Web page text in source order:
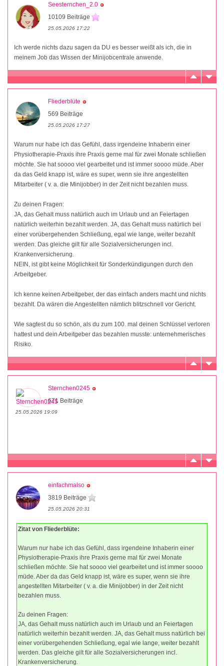
Seesternchen_2.0
10109 Beiträge
25.05.2026 17:22
Ich werde nichts dazu sagen da DU es besser weißt als ich, die in
meinem Job das Wissen der Minijobcentrale anwende.
Fliederblüte
569 Beiträge
25.05.2026 17:27
Warum nur habe ich das Gefühl, dass irgendeine Inhaberin einer
Physiotherapie-Praxis ihre Praxis gerne mal für zwei Monate schließen
möchte. Sie hat soooo viel gearbeitet und ist immer soooo müde. Aber
da das Geld knapp ist, wäre es super, wenn sie ihre angestellten
Mitarbeiter ( v. a. die Minijobber) in der Zeit nicht bezahlen muss.
Zu deinen Fragen:
JA, das Gehalt muss natürlich auch im Urlaub und an Feiertagen
natürlich weiterhin bezahlt werden. JA, das Gehalt muss natürlich bei
einer vorübergehenden Schließung, egal wie lange, weiter bezahlt
werden. Das gleiche gilt für alle Sozialversicherungen incl.
Krankenversicherung.
NEIN, ist gibt keine Möglichkeit für Sonderkündigungen durch den
Arbeitgeber.
Ich kenne keinen Arbeitgeber, der das einfach anders macht und nichts
bezahlt. Da wären die Angestellten nämlich blitzschnell vor Gericht.
Wie sagtest du so schön, als du zum 100. mal deinen Schlüssel verloren
hattest und dein Arbeitgeber das bezahlen musste: unternehmerisches
Risiko.
Sternchen0245
671 Beiträge
25.05.2026 19:09
einfachmalso
3819 Beiträge
25.05.2026 20:31
Zitat von Fliederblüte:
Warum nur habe ich das Gefühl, dass irgendeine Inhaberin einer
Physiotherapie-Praxis ihre Praxis gerne mal für zwei Monate
schließen möchte. Sie hat soooo viel gearbeitet und ist immer soooo
müde. Aber da das Geld knapp ist, wäre es super, wenn sie ihre
angestellten Mitarbeiter ( v. a. die Minijobber) in der Zeit nicht
bezahlen muss.
Zu deinen Fragen:
JA, das Gehalt muss natürlich auch im Urlaub und an Feiertagen
natürlich weiterhin bezahlt werden. JA, das Gehalt muss natürlich bei
einer vorübergehenden Schließung, egal wie lange, weiter bezahlt
werden. Das gleiche gilt für alle Sozialversicherungen incl.
Krankenversicherung.